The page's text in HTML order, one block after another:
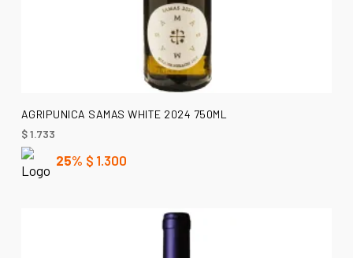
AÑADIR AL CARRITO
AGRIPUNICA SAMAS WHITE 2024 750ML
$1.733
25% $ 1.300